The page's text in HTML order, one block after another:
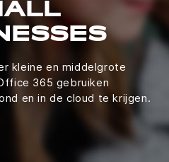
kleine en middelgrote
365 gebruiken
en in de cloud te krijgen.